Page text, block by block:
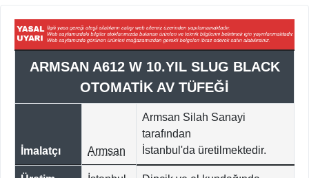
ARMSAN A612 W 10.YIL SLUG BLACK
OTOMATİK AV TÜFEĞİ
İmalatçı Armsan
Armsan Silah Sanayi
tarafından
İstanbul'da üretilmektedir.